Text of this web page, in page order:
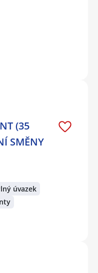
(35
SMĚNY
úvazek